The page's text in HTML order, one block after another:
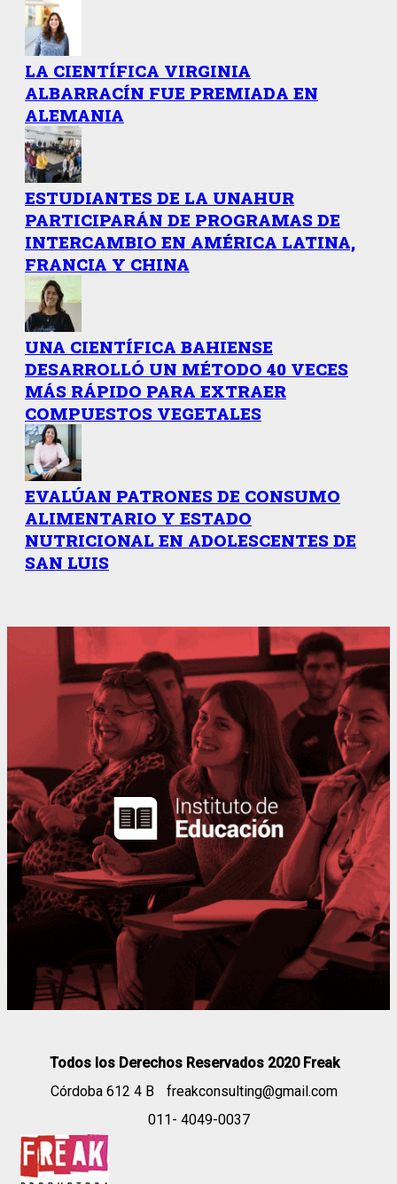
LA CIENTÍFICA VIRGINIA
ALBARRACÍN FUE PREMIADA EN
ALEMANIA
ESTUDIANTES DE LA UNAHUR
PARTICIPARÁN DE PROGRAMAS DE
INTERCAMBIO EN AMÉRICA LATINA,
FRANCIA Y CHINA
UNA CIENTÍFICA BAHIENSE
DESARROLLÓ UN MÉTODO 40 VECES
MÁS RÁPIDO PARA EXTRAER
COMPUESTOS VEGETALES
EVALÚAN PATRONES DE CONSUMO
ALIMENTARIO Y ESTADO
NUTRICIONAL EN ADOLESCENTES DE
SAN LUIS
Todos los Derechos Reservados 2020 Freak
Córdoba 612 4 B
freakconsulting@gmail.com
011- 4049-0037